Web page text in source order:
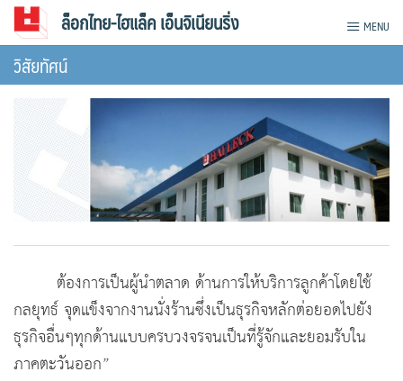
Skip
to
content
ล็อกไทย-ไฮแล็ค เอ็นจิเนียนริ่ง MENU
วิสัยทัศน์
ต้องการเป็นผู้นำตลาด ด้านการให้บริการลูกค้าโดยใช้
กลยุทธ์ จุดแข็งจากงานนั่งร้านซึ่งเป็นธุรกิจหลักต่อยอดไปยัง
ธุรกิจอื่นๆทุกด้านแบบครบวงจรจนเป็นที่รู้จักและยอมรับใน
ภาคตะวันออก”